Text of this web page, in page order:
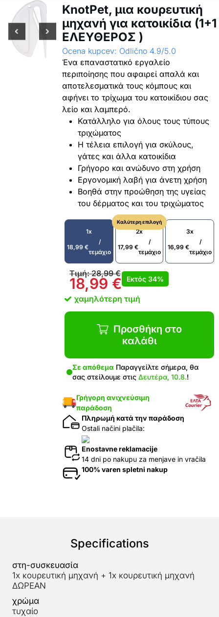
KnotPet, μια κουρευτική
μηχανή για κατοικίδια (1+1
ΕΛΕΥΘΕΡΟΣ )
Ocena kupcev: Odlično 4.9/5.0
Ένα επαναστατικό εργαλείο
περιποίησης που αφαιρεί απαλά και
αποτελεσματικά τους κόμπους και
αφήνει το τρίχωμα του κατοικίδιου σας
λείο και λαμπερό.
Κατάλληλο για όλους τους τύπους
τριχώματος
Η τέλεια επιλογή για σκύλους,
γάτες και άλλα κατοικίδια
Γρήγορο και ανώδυνο στη χρήση
Εργονομική λαβή για άνετη χρήση
Βοηθά στην προώθηση της υγείας
του δέρματος και του τριχώματος
1x
18,99 €
/
τεμάχιο
Καλύτερη επιλογή
2x
17,99 €
/
τεμάχιο
3x
16,99 €
/
τεμάχιο
Τιμή:28,99€
18,99 € Εκτός 34%
χαμηλότερη τιμή
Προσθήκη στο
καλάθι
Σε απόθεμα Παραγγείλτε σήμερα, θα
σας στείλουμε στις Δευτέρα, 10.8.!
Γρήγορη ανιχνεύσιμη
παράδοση
Πληρωμή κατά την παράδοση
Ostali načini plačila:
Enostavne reklamacije
14 dni po nakupu za menjave in vračila
100% varen spletni nakup
Specifications
στη-συσκευασία
1x κουρευτική μηχανή + 1x κουρευτική μηχανή
ΔΩΡΕΑΝ
χρώμα
τυχαίο